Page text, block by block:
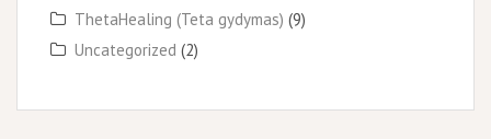
ThetaHealing (Teta gydymas) (9)
Uncategorized (2)